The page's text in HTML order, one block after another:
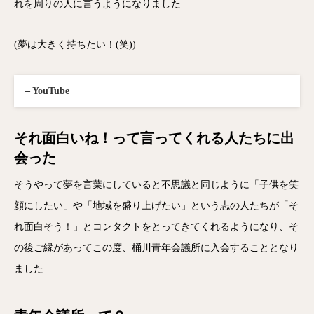
れを周りの人に言うようになりました
(夢は大きく持ちたい！(笑))
– YouTube
それ面白いね！って言ってくれる人たちに出
会った
そうやって夢を言葉にしていると不思議と同じように「子供を笑
顔にしたい」や「地域を盛り上げたい」という志の人たちが「そ
れ面白そう！」とコンタクトをとってきてくれるようになり、そ
の後ご縁があってこの度、桶川青年会議所に入会することとなり
ました